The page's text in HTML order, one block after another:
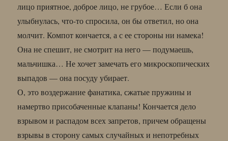
лицо приятное, доброе лицо, не грубое… Если б она
улыбнулась, что-то спросила, он бы ответил, но она
молчит. Компот кончается, а с ее стороны ни намека!
Она не спешит, не смотрит на него — подумаешь,
мальчишка… Не хочет замечать его микроскопических
выпадов — она посуду убирает.
О, это воздержание фанатика, сжатые пружины и
намертво присобаченные клапаны! Кончается дело
взрывом и распадом всех запретов, причем обращены
взрывы в сторону самых случайных и непотребных